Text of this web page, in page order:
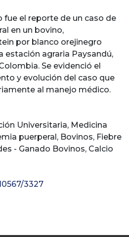
fue el reporte de un caso de
en un bovino,
por blanco orejinegro
estación agraria Paysandú,
Se evidenció el
y evolución del caso que
al manejo médico.
Universitaria, Medicina
puerperal, Bovinos, Fiebre
- Ganado Bovinos, Calcio
3327